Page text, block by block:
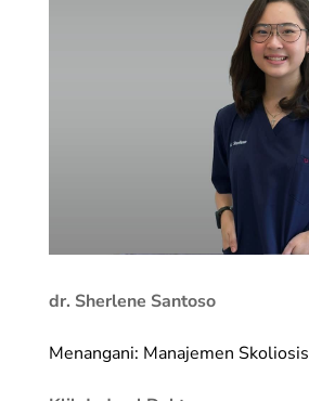
dr. Sherlene Santoso
Menangani: Manajemen Skoliosis